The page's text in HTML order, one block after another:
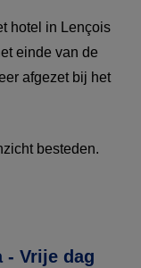
hotel in Lençois
einde van de
afgezet bij het
besteden.
- Vrije dag